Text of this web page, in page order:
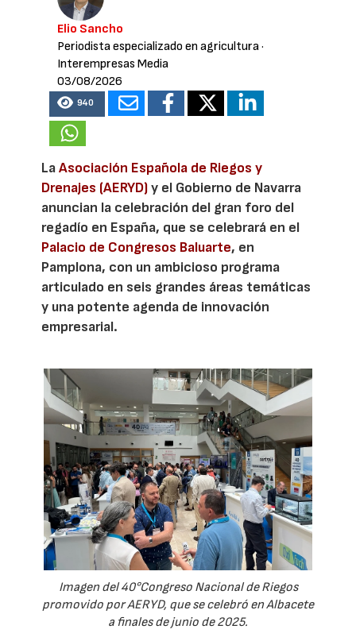
Elio Sancho
Periodista especializado en agricultura·
Interempresas Media
03/08/2026
940
LaAsociación Española de Riegos y
Drenajes (AERYD)y el Gobierno de Navarra
anuncian la celebración del gran foro del
regadío en España, que se celebrará en el
Palacio de Congresos Baluarte, en
Pamplona, con un ambicioso programa
articulado en seis grandes áreas temáticas
y una potente agenda de innovación
empresarial.
Imagen del 40°Congreso Nacional de Riegos
promovido por AERYD, que se celebró en Albacete
a finales de junio de 2025.